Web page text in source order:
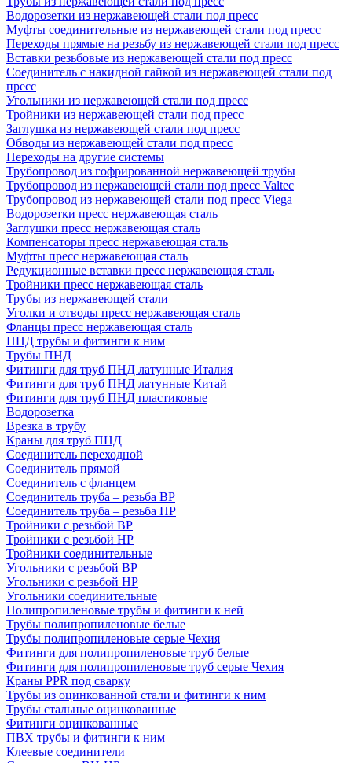
Водорозетки из нержавеющей стали под пресс
Муфты соединительные из нержавеющей стали под пресс
Переходы прямые на резьбу из нержавеющей стали под пресс
Вставки резьбовые из нержавеющей стали под пресс
Соединитель с накидной гайкой из нержавеющей стали под
пресс
Угольники из нержавеющей стали под пресс
Тройники из нержавеющей стали под пресс
Заглушка из нержавеющей стали под пресс
Обводы из нержавеющей стали под пресс
Переходы на другие системы
Трубопровод из гофрированной нержавеющей трубы
Трубопровод из нержавеющей стали под пресс Valtec
Трубопровод из нержавеющей стали под пресс Viega
Водорозетки пресс нержавеющая сталь
Заглушки пресс нержавеющая сталь
Компенсаторы пресс нержавеющая сталь
Муфты пресс нержавеющая сталь
Редукционные вставки пресс нержавеющая сталь
Тройники пресс нержавеющая сталь
Трубы из нержавеющей стали
Уголки и отводы пресс нержавеющая сталь
Фланцы пресс нержавеющая сталь
ПНД трубы и фитинги к ним
Трубы ПНД
Фитинги для труб ПНД латунные Италия
Фитинги для труб ПНД латунные Китай
Фитинги для труб ПНД пластиковые
Водорозетка
Врезка в трубу
Краны для труб ПНД
Соединитель переходной
Соединитель прямой
Соединитель с фланцем
Соединитель труба – резьба ВР
Соединитель труба – резьба НР
Тройники с резьбой ВР
Тройники с резьбой НР
Тройники соединительные
Угольники с резьбой ВР
Угольники с резьбой НР
Угольники соединительные
Полипропиленовые трубы и фитинги к ней
Трубы полипропиленовые белые
Трубы полипропиленовые серые Чехия
Фитинги для полипропиленовые труб белые
Фитинги для полипропиленовые труб серые Чехия
Краны PPR под сварку
Трубы из оцинкованной стали и фитинги к ним
Трубы стальные оцинкованные
Фитинги оцинкованные
ПВХ трубы и фитинги к ним
Клеевые соединители